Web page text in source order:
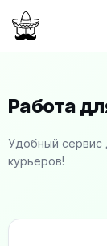
Работа
Удобный сервис
курьеров!